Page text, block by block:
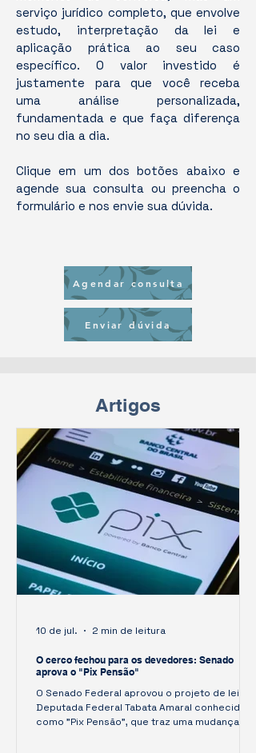
serviço jurídico completo, que envolve
estudo, interpretação da lei e
aplicação prática ao seu caso
específico. O valor investido é
justamente para que você receba
uma análise personalizada,
fundamentada e que faça diferença
no seu dia a dia.
Clique em um dos botões abaixo e
agende sua consulta ou preencha o
formulário e nos envie sua dúvida.
Agendar consulta
Enviar dúvida
Artigos
O cerco fechou para os devedores: Senado
aprova o "Pix Pensão"
O Senado Federal aprovou o projeto de lei da
Deputada Federal Tabata Amaral conhecido
como "Pix Pensão", que traz uma mudança
10 de jul. 2 min de leitura